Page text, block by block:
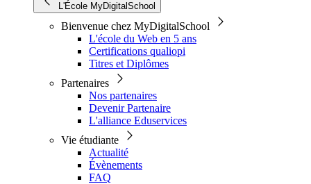
L'École MyDigitalSchool
Bienvenue chez MyDigitalSchool
L'école du Web en 5 ans
Certifications qualiopi
Titres et Diplômes
Partenaires
Nos partenaires
Devenir Partenaire
L'alliance Eduservices
Vie étudiante
Actualité
Évènements
FAQ